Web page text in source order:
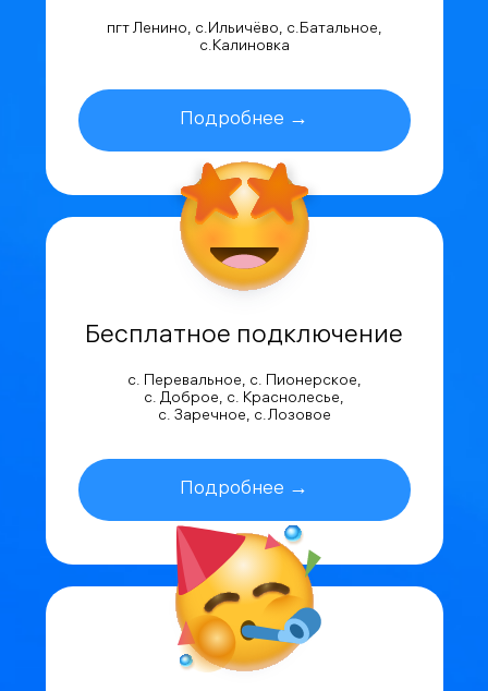
пгт Ленино, с.Ильичёво, с.Батальное,
с.Калиновка
Подробнее →
Бесплатное подключение
с. Перевальное, с. Пионерское,
с. Доброе, с. Краснолесье,
с. Заречное, с.Лозовое
Подробнее →